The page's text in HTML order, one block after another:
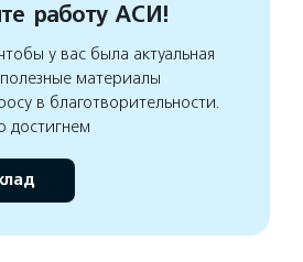
работу АСИ!
у вас была актуальная
материалы
в благотворительности.
достигнем